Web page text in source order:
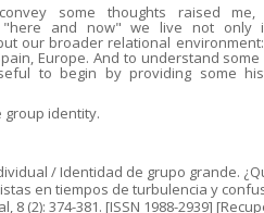
some thoughts raised
"here and now" we live not only
our broader relational
Europe. And to understand
to begin by providing some
group identity.
/ Identidad de grupo grande.
en tiempos de turbulencia y
8 (2): 374-381. [ISSN 1988-2939]